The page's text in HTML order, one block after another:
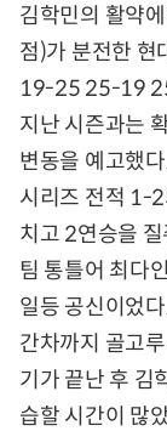
김학민의 활약
점)가 분전한
19-25 25-19
지난 시즌과는
변동을 예고했
시리즈 전적 1-
치고 2연승을
팀 통틀어 최다
일등 공신이었
간차까지 골고
기가 끝난 후 김
습할 시간이 많